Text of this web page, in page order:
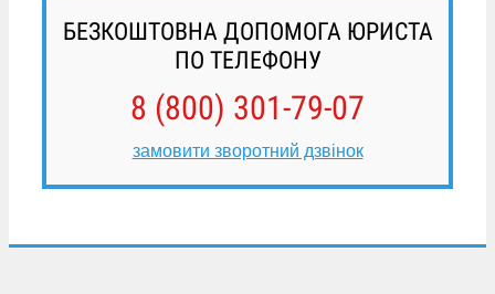
БЕЗКОШТОВНА ДОПОМОГА ЮРИСТА
ПО ТЕЛЕФОНУ
8 (800) 301-79-07
замовити зворотний дзвінок